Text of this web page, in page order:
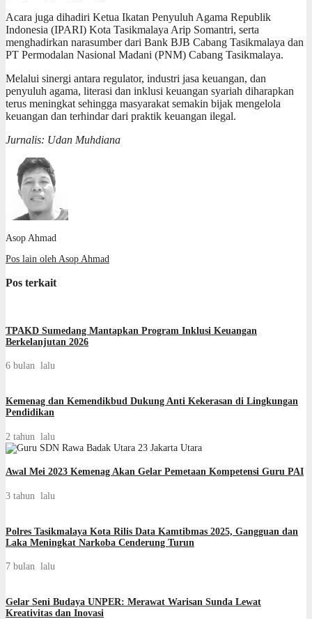
Acara juga dihadiri Ketua Ikatan Penyuluh Agama Republik
Indonesia (IPARI) Kota Tasikmalaya Arip Somantri, serta
menghadirkan narasumber dari Bank BJB Cabang Tasikmalaya dan
PT Permodalan Nasional Madani (PNM) Cabang Tasikmalaya.
Melalui sinergi antara regulator, industri jasa keuangan, dan
penyuluh agama, literasi dan inklusi keuangan syariah diharapkan
terus meningkat sehingga masyarakat semakin bijak mengelola
keuangan dan terhindar dari praktik keuangan ilegal.
Jurnalis: Udan Muhdiana
Asop Ahmad
Pos lain oleh Asop Ahmad
Pos terkait
TPAKD Sumedang Mantapkan Program Inklusi Keuangan
Berkelanjutan 2026
6 bulan lalu
Kemenag dan Kemendikbud Dukung Anti Kekerasan di Lingkungan
Pendidikan
2 tahun lalu
Awal Mei 2023 Kemenag Akan Gelar Pemetaan Kompetensi Guru PAI
3 tahun lalu
Polres Tasikmalaya Kota Rilis Data Kamtibmas 2025, Gangguan dan
Laka Meningkat Narkoba Cenderung Turun
7 bulan lalu
Gelar Seni Budaya UNPER: Merawat Warisan Sunda Lewat
Kreativitas dan Inovasi